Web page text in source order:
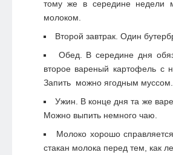
тому же в середине недели
молоком.
Второй завтрак. Один
Обед. В середине дня
второе вареный картофель с
Запить можно ягодным муссом.
Ужин. В конце дня та же
Можно выпить немного чаю.
Молоко хорошо
стакан молока перед тем, как